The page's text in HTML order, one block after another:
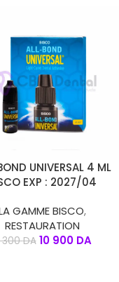
UNIVERSAL 4 ML
EXP : 2027/04
GAMME BISCO,
RESTAURATION
300DA 10 900 DA